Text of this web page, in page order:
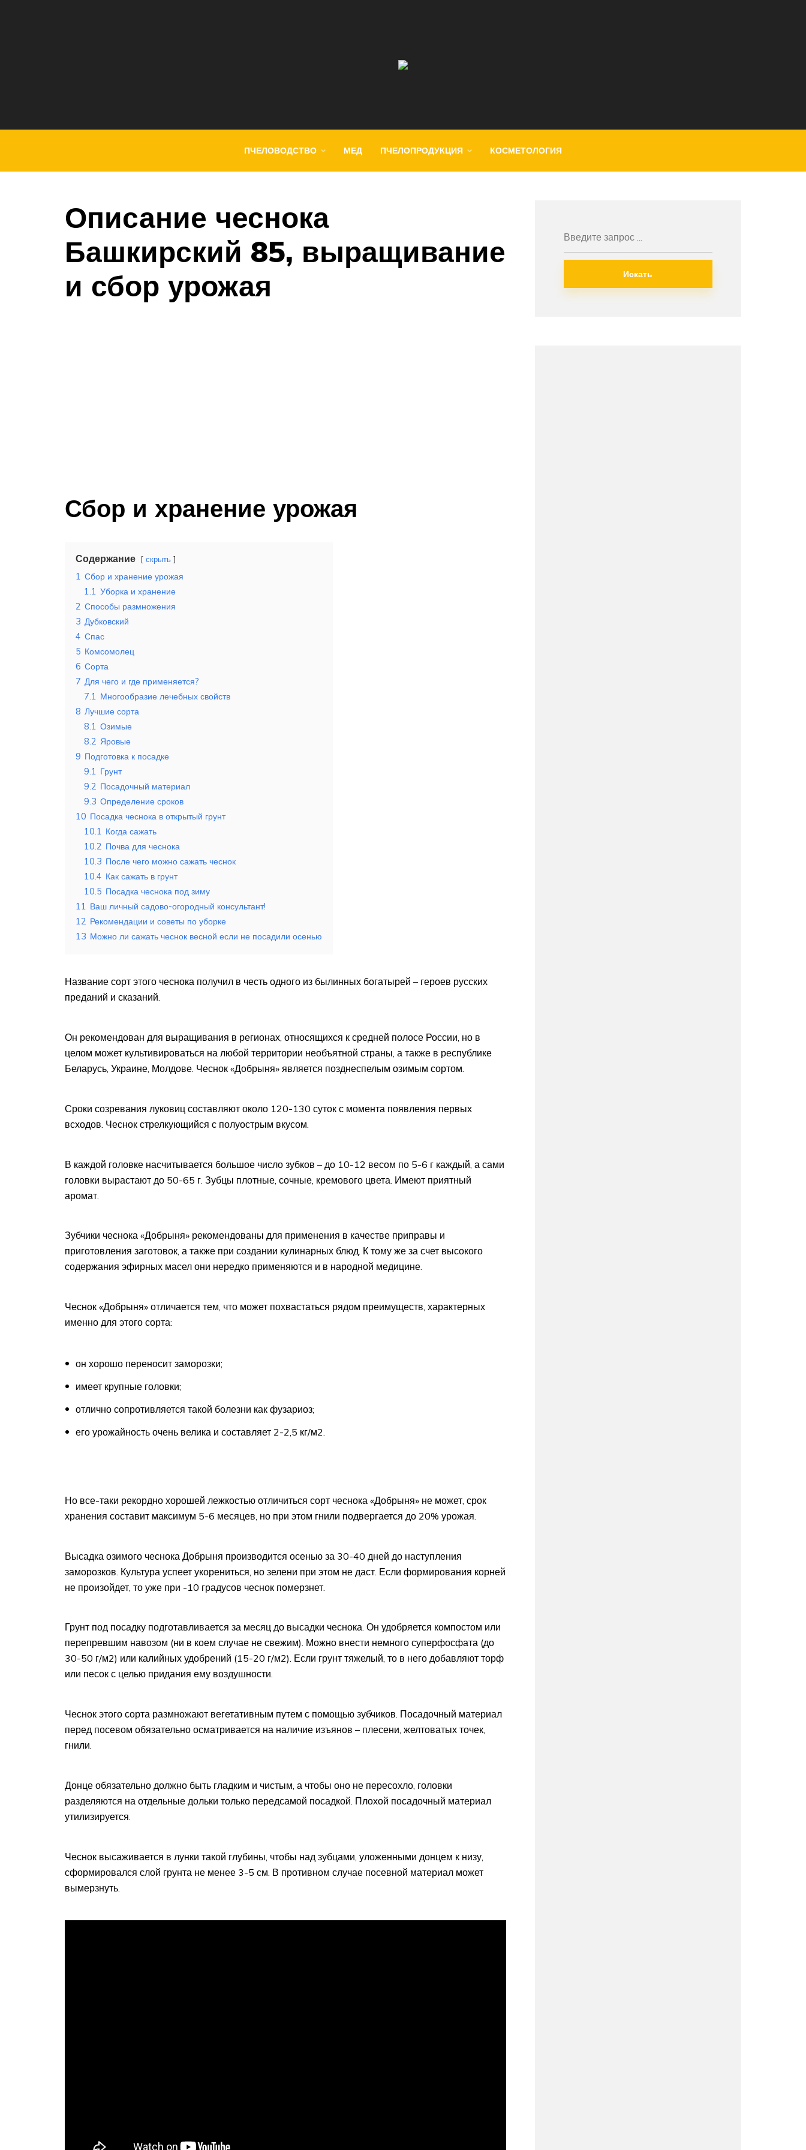
ПЧЕЛОВОДСТВО МЕД ПЧЕЛОПРОДУКЦИЯ КОСМЕТОЛОГИЯ
Описание чеснока
Башкирский 85, выращивание
и сбор урожая
Сбор и хранение урожая
Содержание скрыть
1 Сбор и хранение урожая
1.1 Уборка и хранение
2 Способы размножения
3 Дубковский
4 Спас
5 Комсомолец
6 Сорта
7 Для чего и где применяется?
7.1 Многообразие лечебных свойств
8 Лучшие сорта
8.1 Озимые
8.2 Яровые
9 Подготовка к посадке
9.1 Грунт
9.2 Посадочный материал
9.3 Определение сроков
10 Посадка чеснока в открытый грунт
10.1 Когда сажать
10.2 Почва для чеснока
10.3 После чего можно сажать чеснок
10.4 Как сажать в грунт
10.5 Посадка чеснока под зиму
11 Ваш личный садово-огородный консультант!
12 Рекомендации и советы по уборке
13 Можно ли сажать чеснок весной если не посадили осенью
Название сорт этого чеснока получил в честь одного из былинных богатырей – героев русских
преданий и сказаний.
Он рекомендован для выращивания в регионах, относящихся к средней полосе России, но в
целом может культивироваться на любой территории необъятной страны, а также в республике
Беларусь, Украине, Молдове. Чеснок «Добрыня» является позднеспелым озимым сортом.
Сроки созревания луковиц составляют около 120-130 суток с момента появления первых
всходов. Чеснок стрелкующийся с полуострым вкусом.
В каждой головке насчитывается большое число зубков – до 10-12 весом по 5-6 г каждый, а сами
головки вырастают до 50-65 г. Зубцы плотные, сочные, кремового цвета. Имеют приятный
аромат.
Зубчики чеснока «Добрыня» рекомендованы для применения в качестве приправы и
приготовления заготовок, а также при создании кулинарных блюд. К тому же за счет высокого
содержания эфирных масел они нередко применяются и в народной медицине.
Чеснок «Добрыня» отличается тем, что может похвастаться рядом преимуществ, характерных
именно для этого сорта:
он хорошо переносит заморозки;
имеет крупные головки;
отлично сопротивляется такой болезни как фузариоз;
его урожайность очень велика и составляет 2-2,5 кг/м2.
Но все-таки рекордно хорошей лежкостью отличиться сорт чеснока «Добрыня» не может, срок
хранения составит максимум 5-6 месяцев, но при этом гнили подвергается до 20% урожая.
Высадка озимого чеснока Добрыня производится осенью за 30-40 дней до наступления
заморозков. Культура успеет укорениться, но зелени при этом не даст. Если формирования корней
не произойдет, то уже при -10 градусов чеснок померзнет.
Грунт под посадку подготавливается за месяц до высадки чеснока. Он удобряется компостом или
перепревшим навозом (ни в коем случае не свежим). Можно внести немного суперфосфата (до
30-50 г/м2) или калийных удобрений (15-20 г/м2). Если грунт тяжелый, то в него добавляют торф
или песок с целью придания ему воздушности.
Чеснок этого сорта размножают вегетативным путем с помощью зубчиков. Посадочный материал
перед посевом обязательно осматривается на наличие изъянов – плесени, желтоватых точек,
гнили.
Донце обязательно должно быть гладким и чистым, а чтобы оно не пересохло, головки
разделяются на отдельные дольки только передсамой посадкой. Плохой посадочный материал
утилизируется.
Чеснок высаживается в лунки такой глубины, чтобы над зубцами, уложенными донцем к низу,
сформировался слой грунта не менее 3-5 см. В противном случае посевной материал может
вымерзнуть.
Искать